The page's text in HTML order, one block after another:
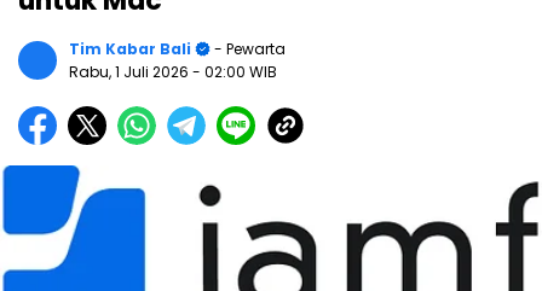
Tim Kabar Bali
- Pewarta
Rabu, 1 Juli 2026 - 02:00 WIB